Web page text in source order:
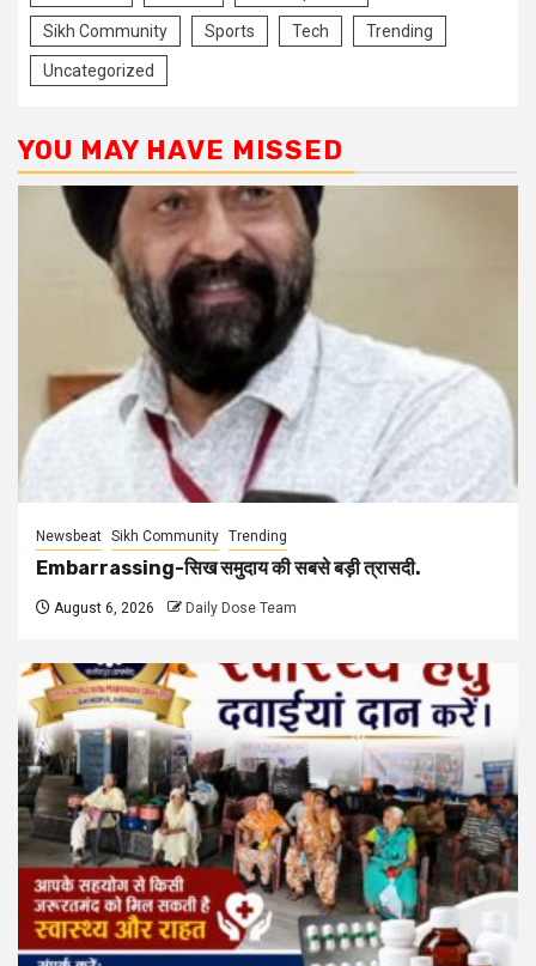
Sikh Community Sports Tech Trending
Uncategorized
YOU MAY HAVE MISSED
Newsbeat Sikh Community Trending
Embarrassing-सिख समुदाय की सबसे बड़ी त्रासदी.
August 6, 2026 Daily Dose Team